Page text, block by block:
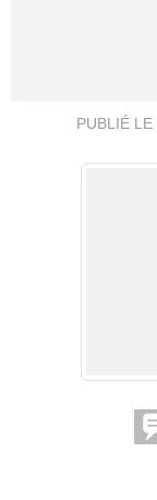
PUBLIÉ LE